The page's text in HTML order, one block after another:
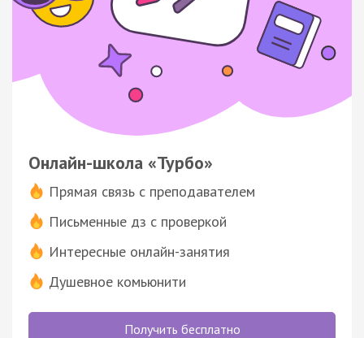
Онлайн-школа «Турбо»
Прямая связь с преподавателем
Письменные дз с проверкой
Интересные онлайн-занятия
Душевное комьюнити
Получить бесплатно